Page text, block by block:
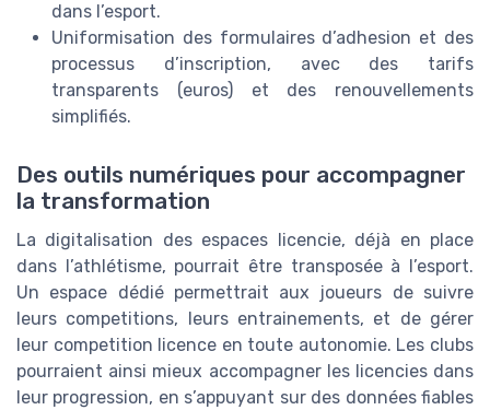
dans l’esport.
Uniformisation des formulaires d’adhesion et des
processus d’inscription, avec des tarifs
transparents (euros) et des renouvellements
simplifiés.
Des outils numériques pour accompagner
la transformation
La digitalisation des espaces licencie, déjà en place
dans l’athlétisme, pourrait être transposée à l’esport.
Un espace dédié permettrait aux joueurs de suivre
leurs competitions, leurs entrainements, et de gérer
leur competition licence en toute autonomie. Les clubs
pourraient ainsi mieux accompagner les licencies dans
leur progression, en s’appuyant sur des données fiables